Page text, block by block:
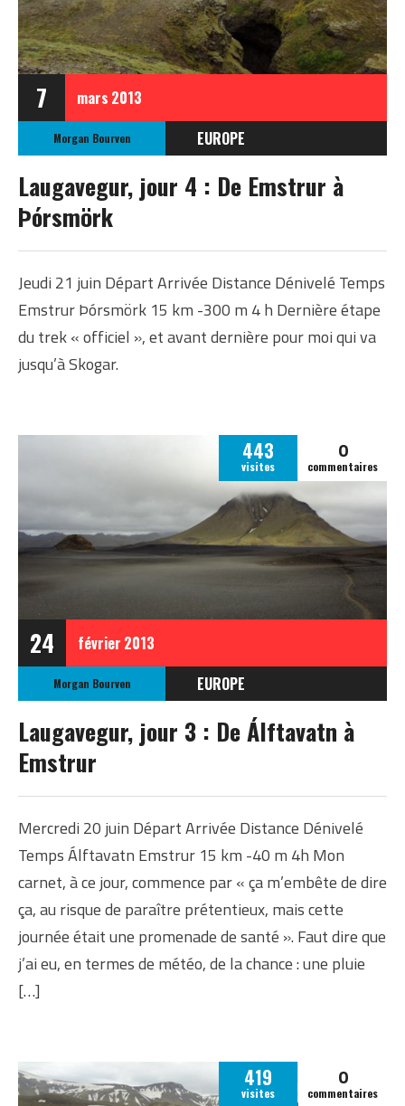
7 mars 2013
Morgan Bourven
EUROPE
ISLANDE
Laugavegur, jour 4 : De Emstrur à
Þórsmörk
Jeudi 21 juin Départ Arrivée Distance Dénivelé Temps
Emstrur Þórsmörk 15 km -300 m 4 h Dernière étape
du trek « officiel », et avant dernière pour moi qui va
jusqu’à Skogar.
24 février 2013
443
visites
0
commentaires
Morgan Bourven
EUROPE
ISLANDE
Laugavegur, jour 3 : De Álftavatn à
Emstrur
Mercredi 20 juin Départ Arrivée Distance Dénivelé
Temps Álftavatn Emstrur 15 km -40 m 4h Mon
carnet, à ce jour, commence par « ça m’embête de dire
ça, au risque de paraître prétentieux, mais cette
journée était une promenade de santé ». Faut dire que
j’ai eu, en termes de météo, de la chance : une pluie
[…]
419
visites
0
commentaires